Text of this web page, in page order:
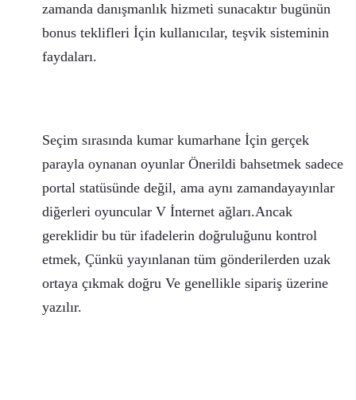
zamanda danışmanlık hizmeti sunacaktır bugünün
bonus teklifleri İçin kullanıcılar, teşvik sisteminin
faydaları.
Seçim sırasında kumar kumarhane İçin gerçek
parayla oynanan oyunlar Önerildi bahsetmek sadece
portal statüsünde değil, ama aynı zamandayayınlar
diğerleri oyuncular V İnternet ağları.Ancak
gereklidir bu tür ifadelerin doğruluğunu kontrol
etmek, Çünkü yayınlanan tüm gönderilerden uzak
ortaya çıkmak doğru Ve genellikle sipariş üzerine
yazılır.